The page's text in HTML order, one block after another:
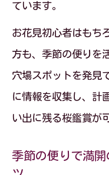
桜開花予想
く
早咲き桜で始
早春の桜は
ています。
お花見初心者はもち
方も、季節の便りを
穴場スポットを発見
に情報を収集し、計
い出に残る桜鑑賞が
季節の便りで満